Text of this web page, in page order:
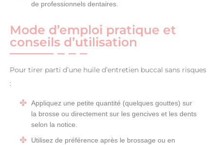
de professionnels dentaires.
Mode d’emploi pratique et
conseils d’utilisation
Pour tirer parti d’une huile d’entretien buccal sans risques
:
Appliquez une petite quantité (quelques gouttes) sur
la brosse ou directement sur les gencives et les dents
selon la notice.
Utilisez de préférence après le brossage ou en